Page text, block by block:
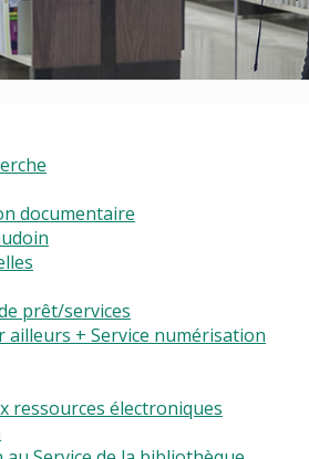
documentaire
prêt/services
ailleurs + Service numérisation
ressources électroniques